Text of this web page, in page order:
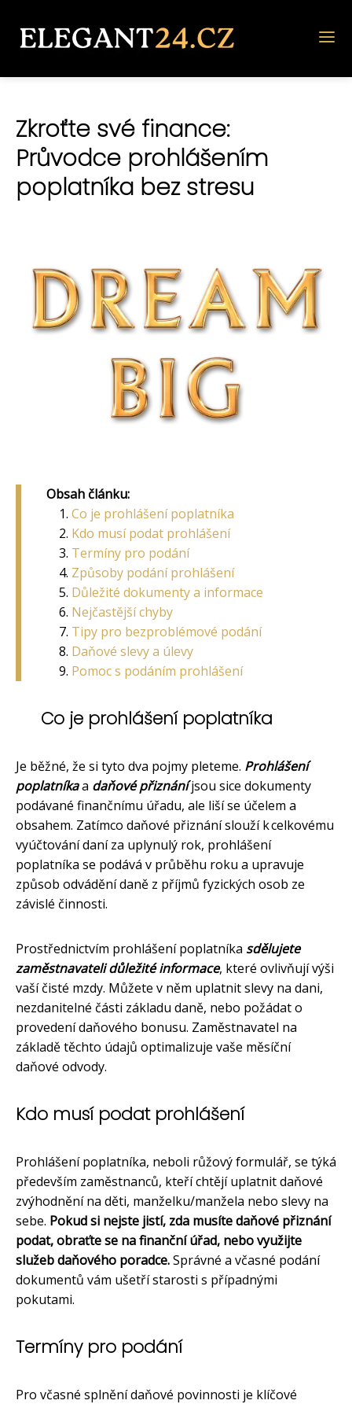
Zkroťte své finance:
Průvodce prohlášením
poplatníka bez stresu
Obsah článku:
Co je prohlášení poplatníka
Kdo musí podat prohlášení
Termíny pro podání
Způsoby podání prohlášení
Důležité dokumenty a informace
Nejčastější chyby
Tipy pro bezproblémové podání
Daňové slevy a úlevy
Pomoc s podáním prohlášení
Co je prohlášení poplatníka
Je běžné, že si tyto dva pojmy pleteme. Prohlášení
poplatníkaa daňové přiznáníjsou sice dokumenty
podávané finančnímu úřadu, ale liší se účelem a
obsahem. Zatímco daňové přiznání slouží k celkovému
vyúčtování daní za uplynulý rok, prohlášení
poplatníka se podává v průběhu roku a upravuje
způsob odvádění daně z příjmů fyzických osob ze
závislé činnosti.
Prostřednictvím prohlášení poplatníka sdělujete
zaměstnavateli důležité informace, které ovlivňují výši
vaší čisté mzdy. Můžete v něm uplatnit slevy na dani,
nezdanitelné části základu daně, nebo požádat o
provedení daňového bonusu. Zaměstnavatel na
základě těchto údajů optimalizuje vaše měsíční
daňové odvody.
Kdo musí podat prohlášení
Prohlášení poplatníka, neboli růžový formulář, se týká
především zaměstnanců, kteří chtějí uplatnit daňové
zvýhodnění na děti, manželku/manžela nebo slevy na
sebe. Pokud si nejste jistí, zda musíte daňové přiznání
podat, obraťte se na finanční úřad, nebo využijte
služeb daňového poradce.Správné a včasné podání
dokumentů vám ušetří starosti s případnými
pokutami.
Termíny pro podání
Pro včasné splnění daňové povinnosti je klíčové